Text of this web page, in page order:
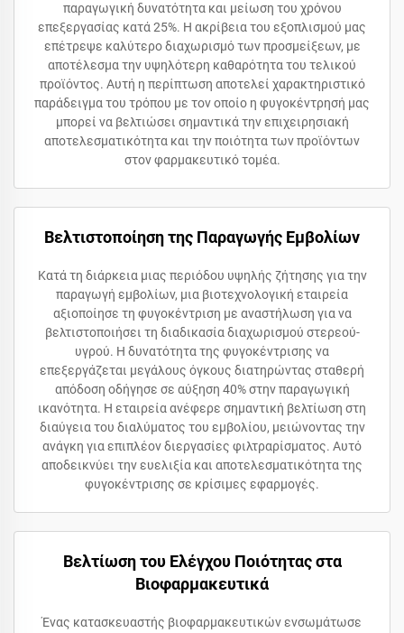
παραγωγική δυνατότητα και μείωση του χρόνου
επεξεργασίας κατά 25%. Η ακρίβεια του εξοπλισμού μας
επέτρεψε καλύτερο διαχωρισμό των προσμείξεων, με
αποτέλεσμα την υψηλότερη καθαρότητα του τελικού
προϊόντος. Αυτή η περίπτωση αποτελεί χαρακτηριστικό
παράδειγμα του τρόπου με τον οποίο η φυγοκέντρησή μας
μπορεί να βελτιώσει σημαντικά την επιχειρησιακή
αποτελεσματικότητα και την ποιότητα των προϊόντων
στον φαρμακευτικό τομέα.
Βελτιστοποίηση της Παραγωγής Εμβολίων
Κατά τη διάρκεια μιας περιόδου υψηλής ζήτησης για την
παραγωγή εμβολίων, μια βιοτεχνολογική εταιρεία
αξιοποίησε τη φυγοκέντριση με αναστήλωση για να
βελτιστοποιήσει τη διαδικασία διαχωρισμού στερεού-
υγρού. Η δυνατότητα της φυγοκέντρισης να
επεξεργάζεται μεγάλους όγκους διατηρώντας σταθερή
απόδοση οδήγησε σε αύξηση 40% στην παραγωγική
ικανότητα. Η εταιρεία ανέφερε σημαντική βελτίωση στη
διαύγεια του διαλύματος του εμβολίου, μειώνοντας την
ανάγκη για επιπλέον διεργασίες φιλτραρίσματος. Αυτό
αποδεικνύει την ευελιξία και αποτελεσματικότητα της
φυγοκέντρισης σε κρίσιμες εφαρμογές.
Βελτίωση του Ελέγχου Ποιότητας στα
Βιοφαρμακευτικά
Ένας κατασκευαστής βιοφαρμακευτικών ενσωμάτωσε